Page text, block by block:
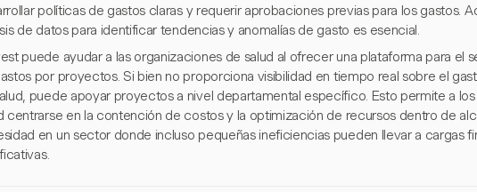
políticas de gastos claras y requerir aprobaciones previas para los gastos.
de datos para identificar tendencias y anomalías de gasto es esencial.
puede ayudar a las organizaciones de salud al ofrecer una plataforma para el
por proyectos. Si bien no proporciona visibilidad en tiempo real sobre el
puede apoyar proyectos a nivel departamental específico. Esto permite a
centrarse en la contención de costos y la optimización de recursos dentro de
en un sector donde incluso pequeñas ineficiencias pueden llevar a cargas